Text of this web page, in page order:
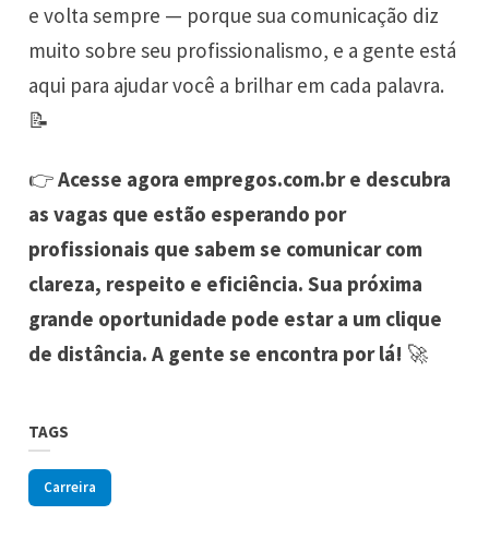
e volta sempre — porque sua comunicação diz
muito sobre seu profissionalismo, e a gente está
aqui para ajudar você a brilhar em cada palavra.
📝
👉Acesse agora empregos.com.bre descubra
as vagas que estão esperando por
profissionais que sabem se comunicar com
clareza, respeito e eficiência. Sua próxima
grande oportunidade pode estar a um clique
de distância. A gente se encontra por lá! 🚀
TAGS
Carreira